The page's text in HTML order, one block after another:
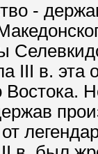
-
III в. эта